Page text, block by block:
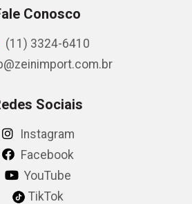
Conosco
(11) 3324-6410
Sociais
Instagram
Facebook
YouTube
TikTok